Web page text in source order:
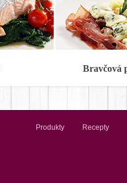
Bravčová
Produkty Recepty